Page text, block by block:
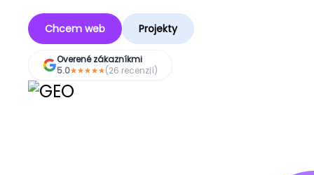
Chcem web Projekty
Overené zákazníkmi
5.0
(26 recenzií)